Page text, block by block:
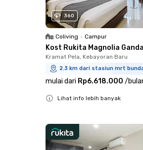
360
Coliving • Campur
Kost Rukita Magnolia
Kramat Pela, Kebayoran Baru
2.3 km dari stasiun mrt
mulai dari Rp6.618.000 /
Lihat info lebih banyak